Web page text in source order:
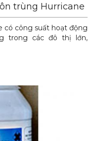
trùng Hurricane
có công suất hoạt động
trong các đô thị lớn,